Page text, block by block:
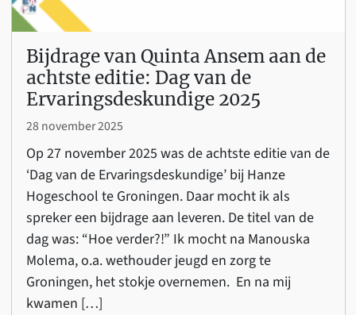
Bijdrage van Quinta Ansem aan de
achtste editie: Dag van de
Ervaringsdeskundige 2025
28 november 2025
Op 27 november 2025 was de achtste editie van de
‘Dag van de Ervaringsdeskundige’ bij Hanze
Hogeschool te Groningen. Daar mocht ik als
spreker een bijdrage aan leveren. De titel van de
dag was: “Hoe verder?!” Ik mocht na Manouska
Molema, o.a. wethouder jeugd en zorg te
Groningen, het stokje overnemen. En na mij
kwamen […]